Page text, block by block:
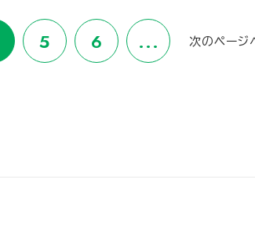
5 6 ... 次のページ